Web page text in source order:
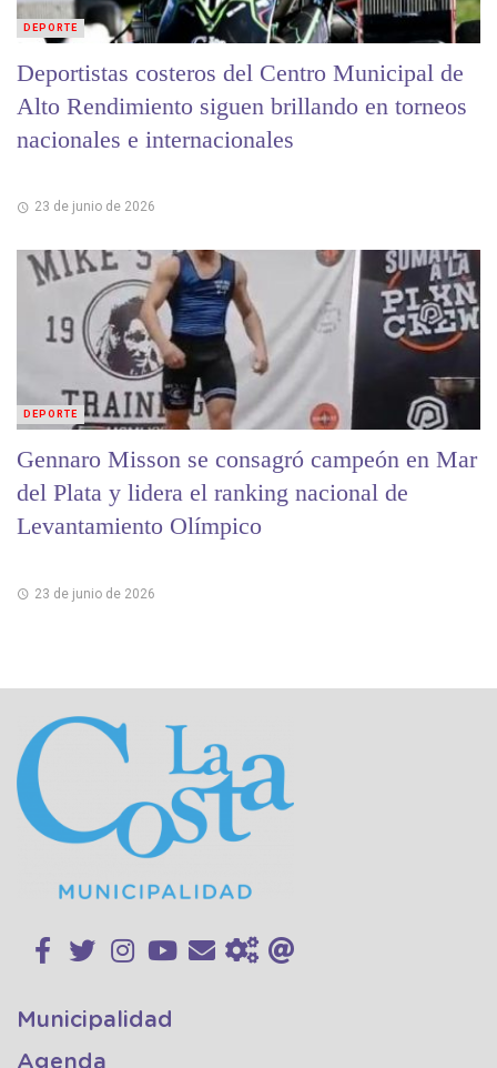
Deportistas costeros del Centro Municipal de
Alto Rendimiento siguen brillando en torneos
nacionales e internacionales
23 de junio de 2026
DEPORTE
Gennaro Misson se consagró campeón en Mar
del Plata y lidera el ranking nacional de
Levantamiento Olímpico
23 de junio de 2026
DEPORTE
Municipalidad
Agenda